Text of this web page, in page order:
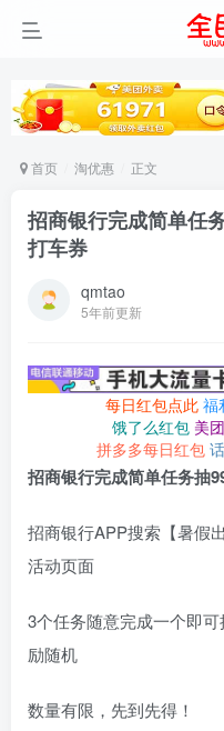
首页 淘优惠 正文
招商银行完成简单任
打车券
qmtao
5年前更新
每日红包点此 福
饿了么红包 美
拼多多每日红包
招商银行完成简单任务抽
招商银行APP搜索【暑假
活动页面
3个任务随意完成一个即
励随机
数量有限，先到先得！